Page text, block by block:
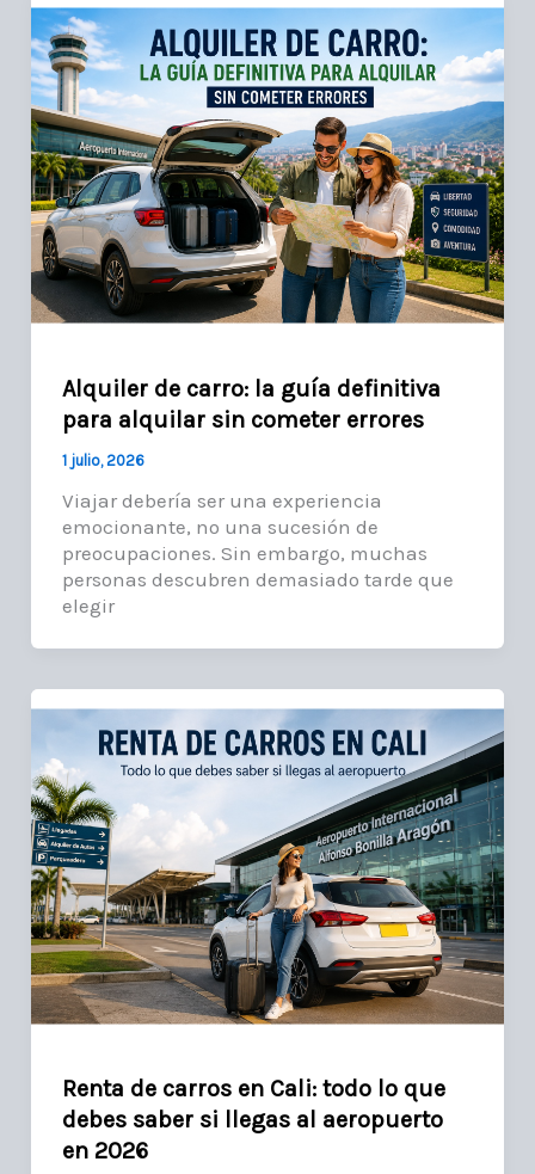
Alquiler de carro: la guía definitiva
para alquilar sin cometer errores
1 julio, 2026
Viajar debería ser una experiencia
emocionante, no una sucesión de
preocupaciones. Sin embargo, muchas
personas descubren demasiado tarde que
elegir
Renta de carros en Cali: todo lo que
debes saber si llegas al aeropuerto
en 2026